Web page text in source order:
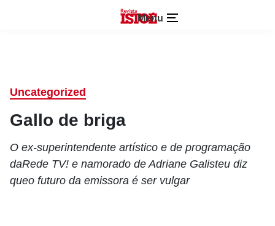
Menu
Uncategorized
Gallo de briga
O ex-superintendente artístico e de programação
daRede TV! e namorado de Adriane Galisteu diz
queo futuro da emissora é ser vulgar